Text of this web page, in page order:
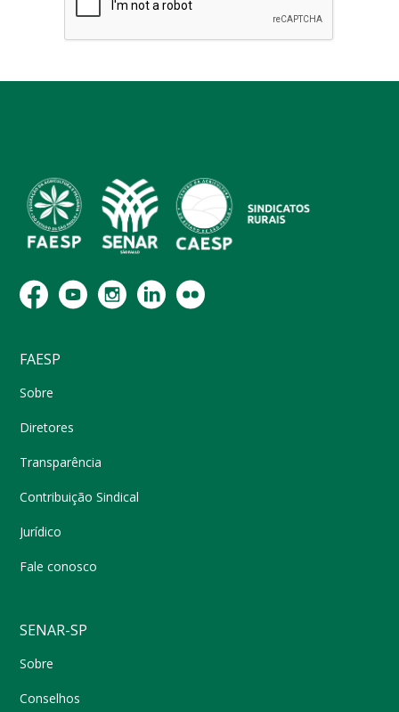
FAESP
Sobre
Diretores
Transparência
Contribuição Sindical
Jurídico
Fale conosco
SENAR-SP
Sobre
Conselhos